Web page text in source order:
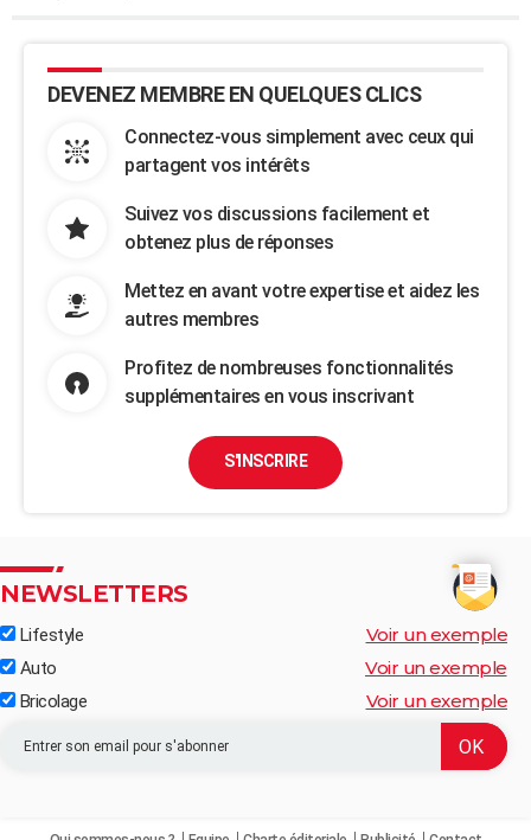
DEVENEZ MEMBRE EN QUELQUES CLICS
Connectez-vous simplement avec ceux qui
partagent vos intérêts
Suivez vos discussions facilement et
obtenez plus de réponses
Mettez en avant votre expertise et aidez les
autres membres
Profitez de nombreuses fonctionnalités
supplémentaires en vous inscrivant
S'INSCRIRE
NEWSLETTERS
Lifestyle Voir un exemple
Auto Voir un exemple
Bricolage Voir un exemple